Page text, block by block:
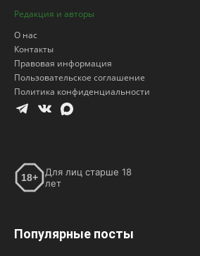
Редакция и авторы
О нас
Контакты
Правовая информация
Пользовательское соглашение
Политика конфиденциальности
18+
Для лиц старше 18
лет
Популярные посты